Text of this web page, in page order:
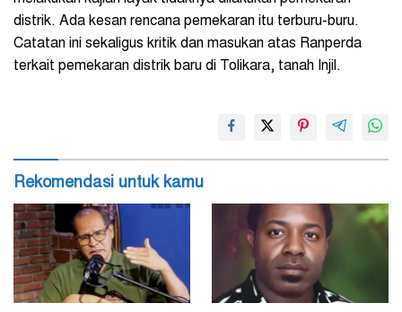
distrik. Ada kesan rencana pemekaran itu terburu-buru.
Catatan ini sekaligus kritik dan masukan atas Ranperda
terkait pemekaran distrik baru di Tolikara, tanah Injil.
Rekomendasi untuk kamu